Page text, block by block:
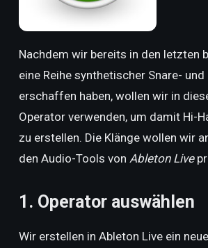
Nachdem wir bereits in den letzten
eine Reihe synthetischer Snare-
erschaffen haben, wollen wir in
Operator verwenden, um damit Hi-
zu erstellen. Die Klänge wollen wir
den Audio-Tools von Ableton Live
1. Operator auswählen
Wir erstellen in Ableton Live ein